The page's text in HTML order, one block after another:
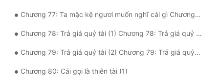
Chương 77: Ta mặc kệ ngươi muốn nghĩ cái gì Chương 77: Ta mặc kệ ngươi muốn nghĩ cái gì
Chương 78: Trả giá quỷ tài (1) Chương 78: Trả giá quỷ tài (1)
Chương 79: Trả giá quỷ tài (2) Chương 79: Trả giá quỷ tài (2)
Chương 80: Cái gọi là thiên tài (1)